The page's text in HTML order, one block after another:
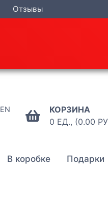
Отзывы
EN
КОРЗИНА
0 ЕД., (0.00
В коробке Подарки